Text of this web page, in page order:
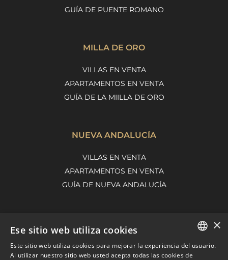
GUÍA DE PUENTE ROMANO
MILLA DE ORO
VILLAS EN VENTA
APARTAMENTOS EN VENTA
GUÍA DE LA MIILLA DE ORO
NUEVA ANDALUCÍA
VILLAS EN VENTA
APARTAMENTOS EN VENTA
GUÍA DE NUEVA ANDALUCÍA
VILLAS EN VENTA
×
Ese sitio web utiliza cookies
Este sitio web utiliza cookies para mejorar la experiencia del usuario.
Al utilizar nuestro sitio web usted acepta todas las cookies de